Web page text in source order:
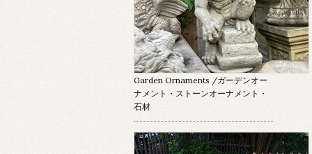
Garden Ornaments /ガーデンオー
ナメント・ストーンオーナメント・
石材